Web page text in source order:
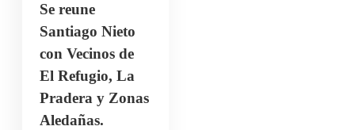
Se reune
Santiago Nieto
con Vecinos de
El Refugio, La
Pradera y Zonas
Aledañas.